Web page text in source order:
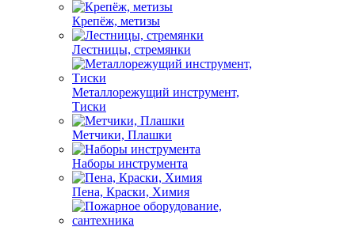
Крепёж, метизы
Лестницы, стремянки
Металлорежущий инструмент,
Тиски
Метчики, Плашки
Наборы инструмента
Пена, Краски, Химия